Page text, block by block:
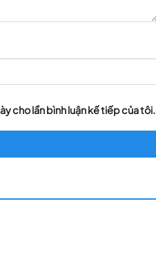
cho lần bình luận kế tiếp của tôi.